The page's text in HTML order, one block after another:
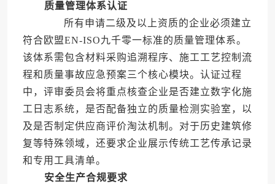
质量管理体系认证
所有申请二级及以上资质的企业必须建立
符合欧盟EN-ISO九千零一标准的质量管理体系。
该体系需包含材料采购追溯程序、施工工艺控制流
程和质量事故应急预案三个核心模块。认证过程
中，评审委员会将重点核查企业是否建立数字化施
工日志系统，是否配备独立的质量检测实验室，以
及是否制定供应商评价淘汰机制。对于历史建筑修
复等特殊领域，还要求企业展示传统工艺传承记录
和专用工具清单。
安全生产合规要求